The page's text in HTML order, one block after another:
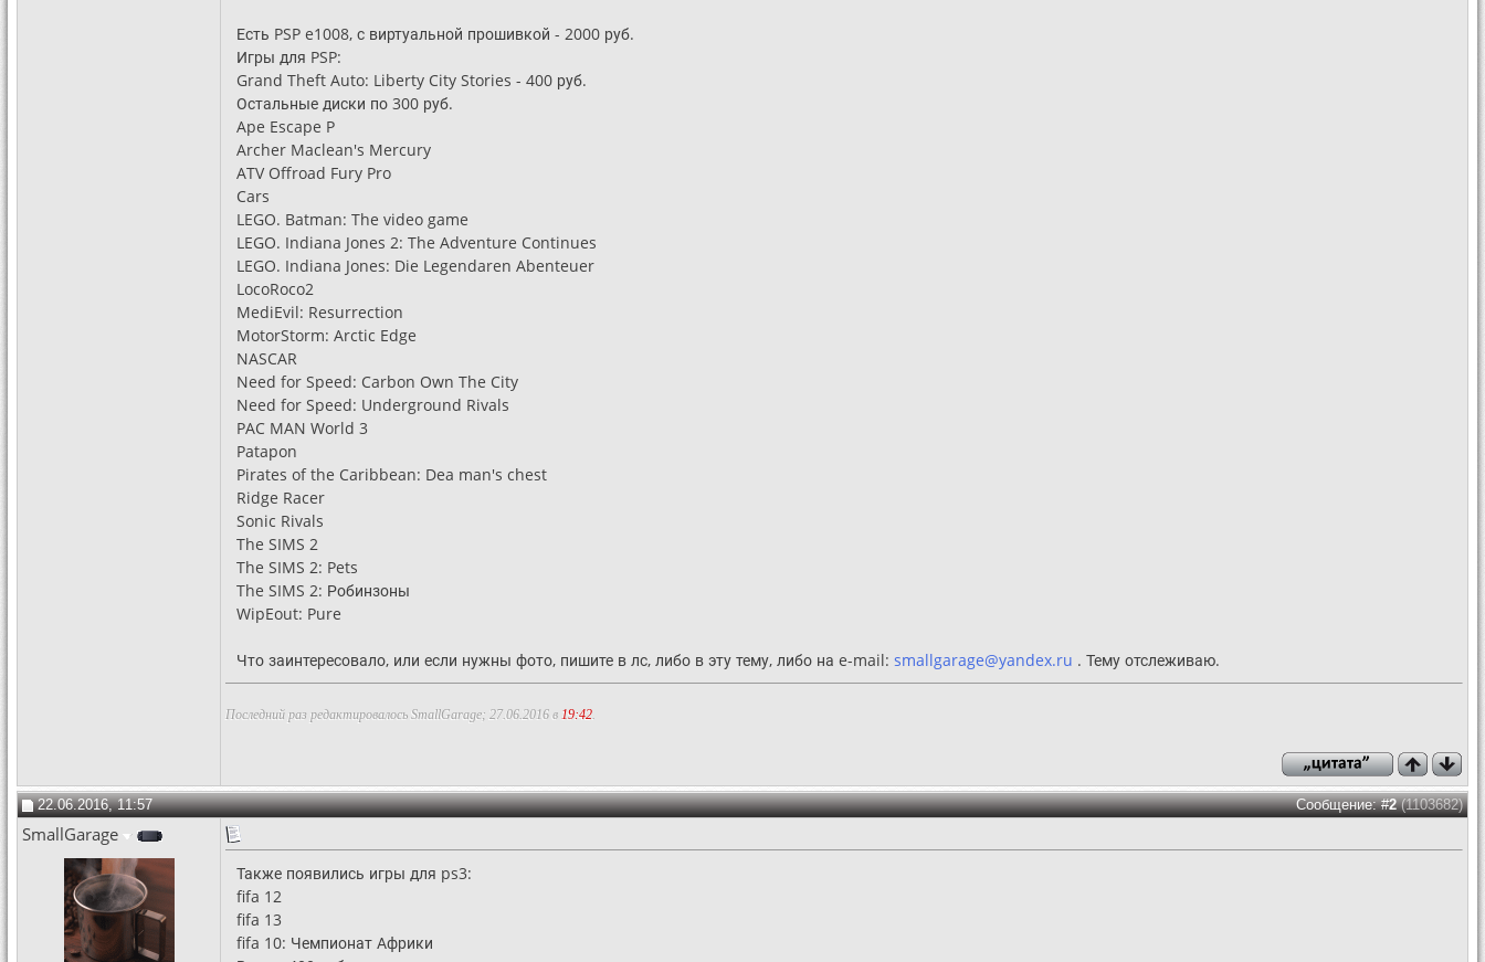
Есть PSP e1008, с виртуальной прошивкой - 2000 руб.
Игры для PSP:
Grand Theft Auto: Liberty City Stories - 400 руб.
Остальные диски по 300 руб.
Ape Escape P
Archer Maclean's Mercury
ATV Offroad Fury Pro
Cars
LEGO. Batman: The video game
LEGO. Indiana Jones 2: The Adventure Continues
LEGO. Indiana Jones: Die Legendaren Abenteuer
LocoRoco2
MediEvil: Resurrection
MotorStorm: Arctic Edge
NASCAR
Need for Speed: Carbon Own The City
Need for Speed: Underground Rivals
PAC MAN World 3
Patapon
Pirates of the Caribbean: Dea man's chest
Ridge Racer
Sonic Rivals
The SIMS 2
The SIMS 2: Pets
The SIMS 2: Робинзоны
WipEout: Pure
Что заинтересовало, или если нужны фото, пишите в лс, либо в эту тему, либо на e-mail: smallgarage@yandex.ru . Тему отслеживаю.
Последний раз редактировалось SmallGarage; 27.06.2016 в 19:42.
22.06.2016, 11:57 Сообщение: #2(1103682)
SmallGarage
Также появились игры для ps3:
fifa 12
fifa 13
fifa 10: Чемпионат Африки